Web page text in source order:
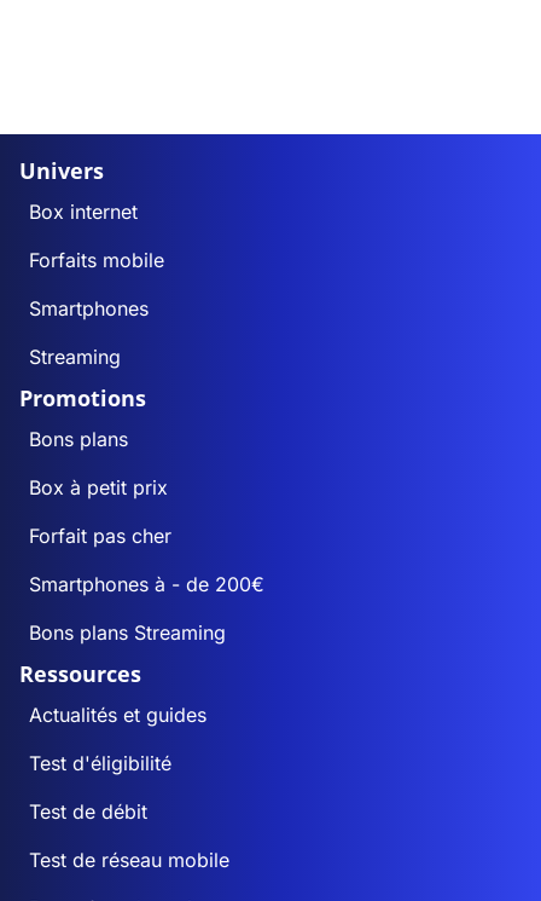
Univers
Box internet
Forfaits mobile
Smartphones
Streaming
Promotions
Bons plans
Box à petit prix
Forfait pas cher
Smartphones à - de 200€
Bons plans Streaming
Ressources
Actualités et guides
Test d'éligibilité
Test de débit
Test de réseau mobile